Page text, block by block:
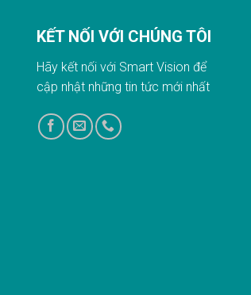
KẾT NỐI VỚI CHÚNG TÔI
Hãy kết nối với Smart Vision để
cập nhật những tin tức mới nhất